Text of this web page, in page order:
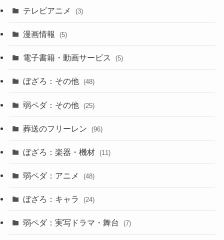
テレビアニメ (3)
漫画情報 (5)
電子書籍・動画サービス (5)
ぼざろ：その他 (48)
弱ペダ：その他 (25)
葬送のフリーレン (96)
ぼざろ：楽器・機材 (11)
弱ペダ：アニメ (48)
ぼざろ：キャラ (24)
弱ペダ：実写ドラマ・舞台 (7)